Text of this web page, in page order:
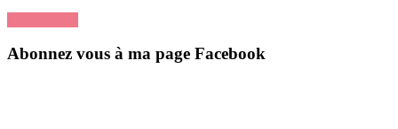
Abonnez vous à ma page Facebook